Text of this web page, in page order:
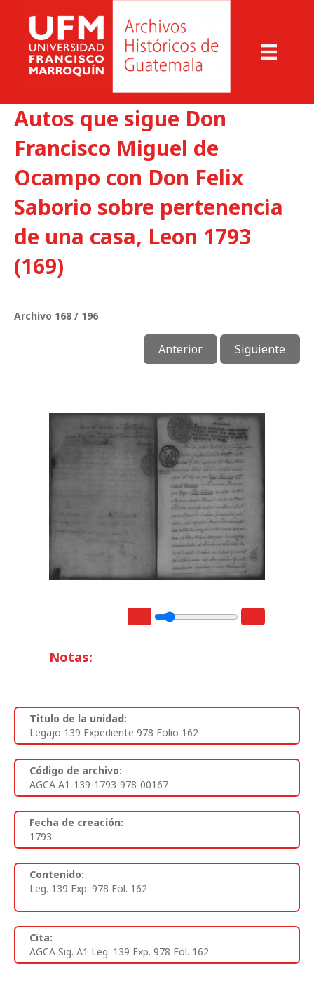
Autos que sigue Don
Francisco Miguel de
Ocampo con Don Felix
Saborio sobre pertenencia
de una casa, Leon 1793
(169)
Archivo 168 / 196
Anterior Siguiente
Notas:
Titulo de la unidad:
Legajo 139 Expediente 978 Folio 162
Código de archivo:
AGCA A1-139-1793-978-00167
Fecha de creación:
1793
Contenido:
Leg. 139 Exp. 978 Fol. 162
Cita:
AGCA Sig. A1 Leg. 139 Exp. 978 Fol. 162